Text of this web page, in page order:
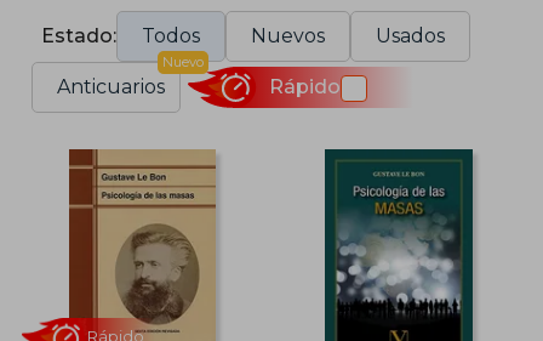
Estado: Todos Nuevos Usados
Anticuarios
Nuevo
Rápido